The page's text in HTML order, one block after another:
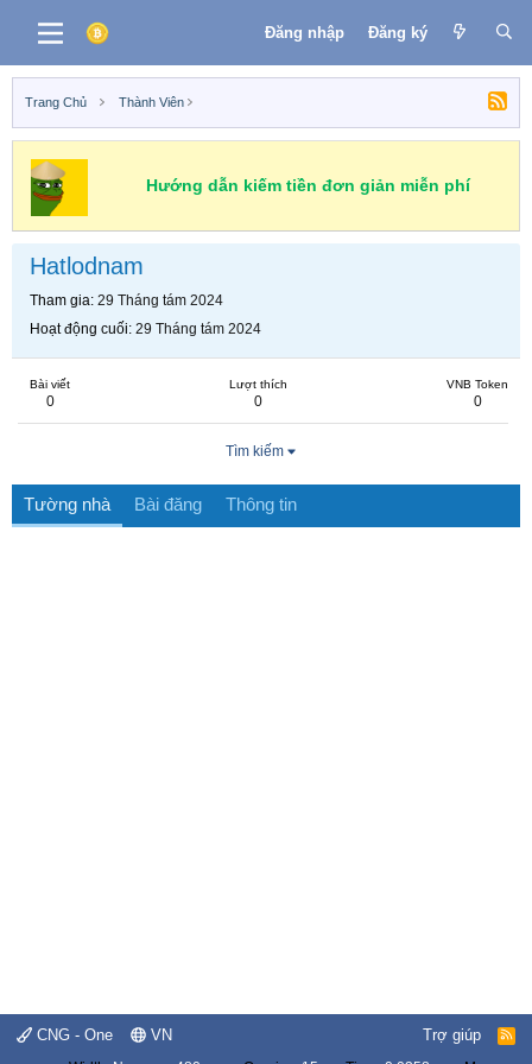
Đăng nhập Đăng ký
Trang Chủ Thành Viên
Hướng dẫn kiếm tiền đơn giản miễn phí
Hatlodnam
Tham gia 29 Tháng tám 2024
Hoạt động cuối 29 Tháng tám 2024
Bài viết
0
Lượt thích
0
VNB Token
0
Tìm kiếm
Tường nhà Bài đăng Thông tin
CNG - One VN Trợ giúp
R